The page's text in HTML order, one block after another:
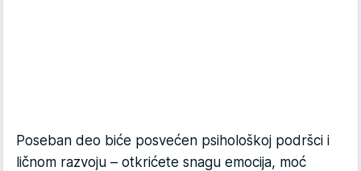
Poseban deo biće posvećen psihološkoj podršci i
ličnom razvoju – otkrićete snagu emocija, moć